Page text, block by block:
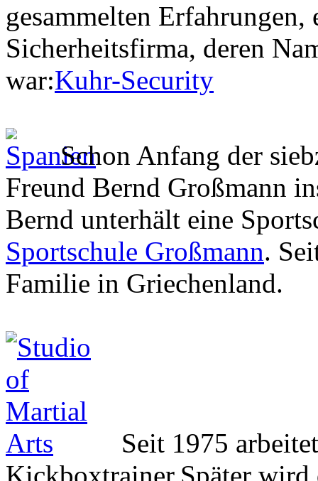
gesammelten
Sicherheitsfirma, deren
war:Kuhr-Security
Schon Anfang der
Freund Bernd Großmann
Bernd unterhält eine
Sportschule Großmann.
Familie in Griechenland.
Seit 1975